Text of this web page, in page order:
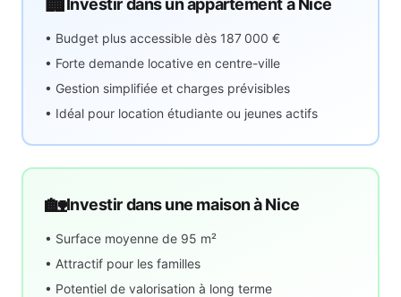
Investir dans un appartement àNice
• Budget plus accessible dès 187 000 €
• Forte demande locative en centre-ville
• Gestion simplifiée et charges prévisibles
• Idéal pour location étudiante ou jeunes actifs
🏡Investir dans une maison àNice
• Surface moyenne de 95 m²
• Attractif pour les familles
• Potentiel de valorisation à long terme